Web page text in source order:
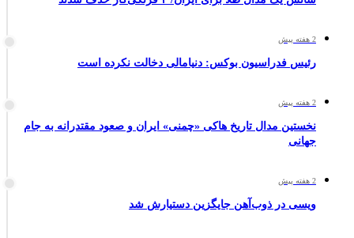
2 هفته پیش
رئیس فدراسیون بوکس: دنیامالی دخالت نکرده است
2 هفته پیش
نخستین مدال تاریخ هاکی «چمنی» ایران و صعود مقتدرانه به جام
جهانی
2 هفته پیش
ویسی در ذوب‌آهن جایگزین دستیارش شد